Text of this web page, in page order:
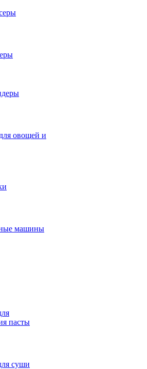
овощей и
машины
пасты
суши